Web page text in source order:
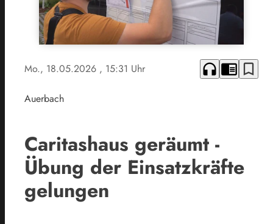
Mo., 18.05.2026 , 15:31 Uhr headphones chrome_reader_mode bookmark_border
Auerbach
Caritashaus geräumt -
Übung der Einsatzkräfte
gelungen